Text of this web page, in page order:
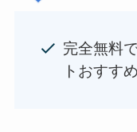
完全無料
トおすす